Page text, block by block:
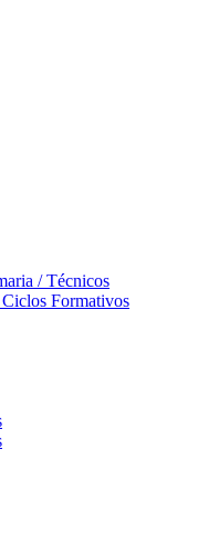
/ Técnicos
Formativos